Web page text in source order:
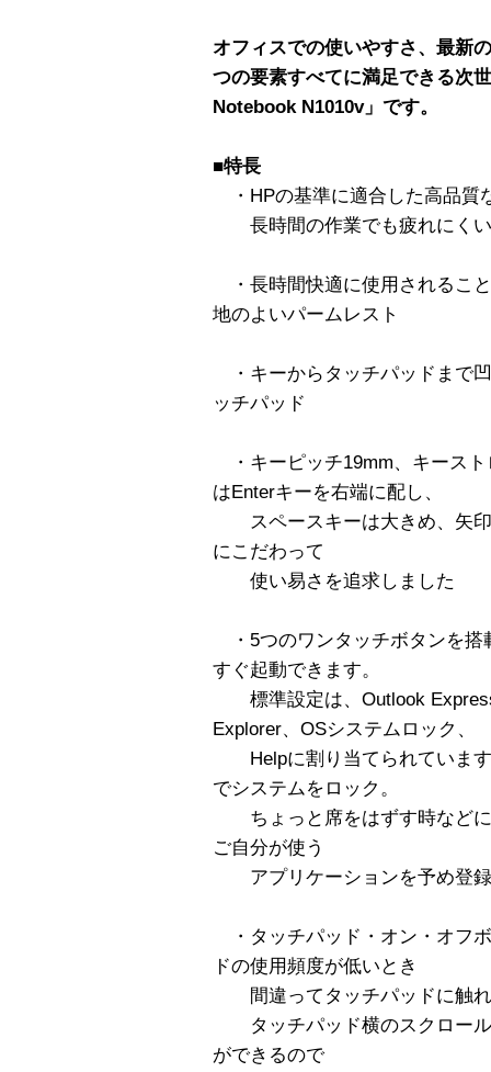
オフィスでの使いやすさ、最新
つの要素すべてに満足できる次
Notebook N1010v」です。
■特長
・HPの基準に適合した高品質
長時間の作業でも疲れにくい
・長時間快適に使用されるこ
地のよいパームレスト
・キーからタッチパッドまで
ッチパッド
・キーピッチ19mm、キース
はEnterキーを右端に配し、
スペースキーは大きめ、矢印
にこだわって
使い易さを追求しました
・5つのワンタッチボタンを搭
すぐ起動できます。
標準設定は、Outlook
Explorer、OSシステムロック、
Helpに割り当てられています
でシステムをロック。
ちょっと席をはずす時などに
ご自分が使う
アプリケーションを予め登録
・タッチパッド・オン・オフ
ドの使用頻度が低いとき
間違ってタッチパッドに触れ
タッチパッド横のスクロール
ができるので